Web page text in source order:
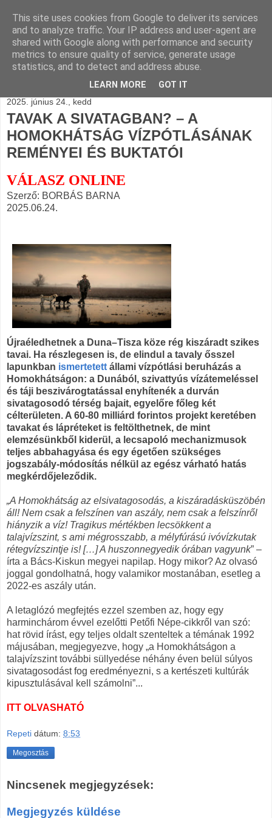
BLOGÁSZAT, napi
blogjava
2025. június 24., kedd
TAVAK A SIVATAGBAN? – A
HOMOKHÁTSÁG VÍZPÓTLÁSÁNAK
REMÉNYEI ÉS BUKTATÓI
VÁLASZ ONLINE
Szerző: BORBÁS BARNA
2025.06.24.
Újraéledhetnek a Duna–Tisza köze rég kiszáradt szikes
tavai. Ha részlegesen is, de elindul a tavaly ősszel
lapunkban ismertetett állami vízpótlási beruházás a
Homokhátságon: a Dunából, szivattyús vízátemeléssel
és táji beszivárogtatással enyhítenék a durván
sivatagosodó térség bajait, egyelőre főleg két
célterületen. A 60-80 milliárd forintos projekt keretében
tavakat és lápréteket is feltölthetnek, de mint
elemzésünkből kiderül, a lecsapoló mechanizmusok
teljes abbahagyása és egy égetően szükséges
jogszabály-módosítás nélkül az egész várható hatás
megkérdőjeleződik.
„A Homokhátság az elsivatagosodás, a kiszáradásküszöbén
áll! Nem csak a felszínen van aszály, nem csak a felszínről
hiányzik a víz! Tragikus mértékben lecsökkent a
talajvízszint, s ami mégrosszabb, a mélyfúrású ivóvízkutak
rétegvízszintje is! […] A huszonnegyedik órában vagyunk” –
írta a Bács-Kiskun megyei napilap. Hogy mikor? Az olvasó
joggal gondolhatná, hogy valamikor mostanában, esetleg a
2022-es aszály után.
A letaglózó megfejtés ezzel szemben az, hogy egy
harminchárom évvel ezelőtti Petőfi Népe-cikkről van szó:
hat rövid írást, egy teljes oldalt szenteltek a témának 1992
májusában, megjegyezve, hogy „a Homokhátságon a
talajvízszint további süllyedése néhány éven belül súlyos
sivatagosodást fog eredményezni, s a kertészeti kultúrák
kipusztulásával kell számolni”...
ITT OLVASHATÓ
Repeti dátum: 8:53
Megosztás
Nincsenek megjegyzések:
Megjegyzés küldése
This site uses cookies from Google to deliver its services
and to analyze traffic. Your IP address and user-agent are
shared with Google along with performance and security
metrics to ensure quality of service, generate usage
statistics, and to detect and address abuse.
LEARN MORE GOT IT